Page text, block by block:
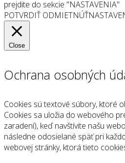
prejdite do sekcie "NASTAVENIA"
POTVRDIŤ ODMIETNÚŤ
Close
Ochrana osobných
Cookies sú textové súbory, ktoré
Cookies sa uložia do webového
zaradení), keď navštívite našu
následne odosielané späť pri
webovej stránky, ktorá tieto